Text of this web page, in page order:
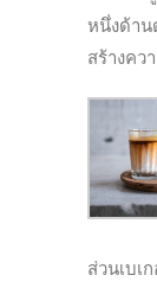
หนึ่งด้าน
สร้างคว
ส่วนเบเ